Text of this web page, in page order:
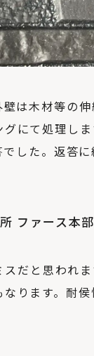
は木材等の
にて処理し
した。返答
ファース本
だと思われ
ります。耐